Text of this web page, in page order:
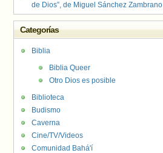
de Dios”, de Miguel Sánchez Zambrano
Categorías
Biblia
Biblia Queer
Otro Dios es posible
Biblioteca
Budismo
Caverna
Cine/TV/Videos
Comunidad Bahá'í